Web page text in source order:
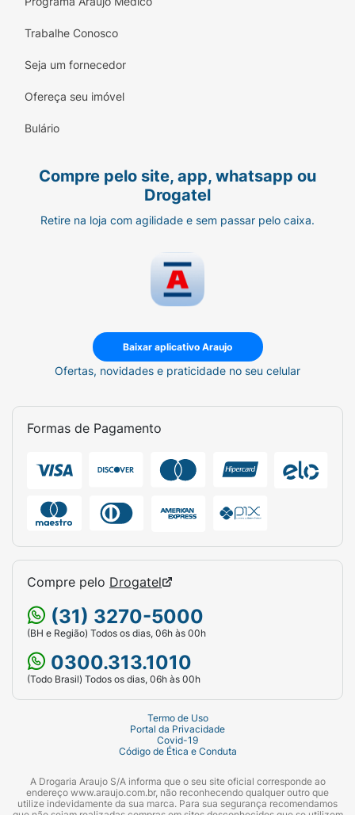
Trabalhe Conosco
Seja um fornecedor
Ofereça seu imóvel
Bulário
Compre pelo site, app, whatsapp ou
Drogatel
Retire na loja com agilidade e sem passar pelo caixa.
Baixar aplicativo Araujo
Ofertas, novidades e praticidade no seu celular
Formas de Pagamento
Compre pelo Drogatel
(31) 3270-5000
(BH e Região) Todos os dias, 06h às 00h
0300.313.1010
(Todo Brasil) Todos os dias, 06h às 00h
Termo de Uso
Portal da Privacidade
Covid-19
Código de Ética e Conduta
A Drogaria Araujo S/A informa que o seu site oficial corresponde ao
endereço www.araujo.com.br, não reconhecendo qualquer outro que
utilize indevidamente da sua marca. Para sua segurança recomendamos